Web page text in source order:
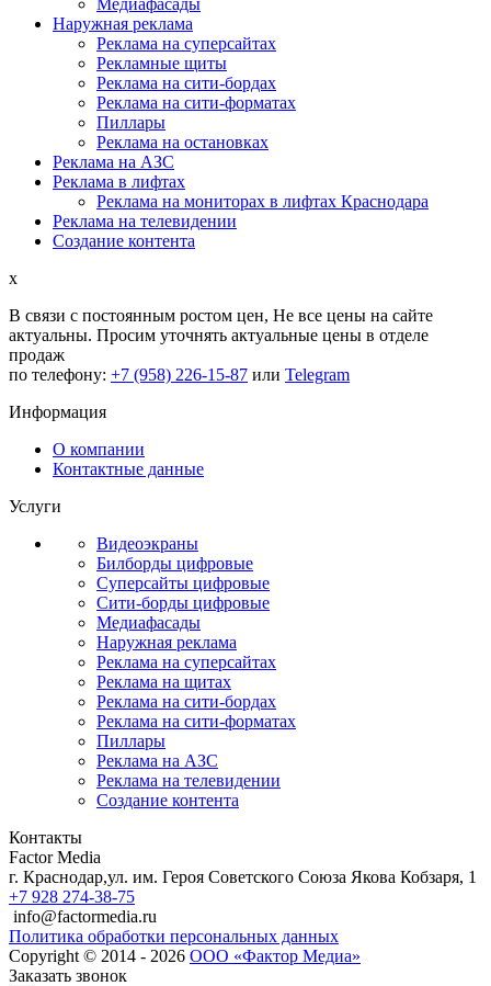
Наружная реклама
Реклама на суперсайтах
Рекламные щиты
Реклама на сити-бордах
Реклама на сити-форматах
Пиллары
Реклама на остановках
Реклама на АЗС
Реклама в лифтах
Реклама на мониторах в лифтах Краснодара
Реклама на телевидении
Создание контента
x
В связи с постоянным ростом цен, Не все цены на сайте
актуальны. Просим уточнять актуальные цены в отделе
продаж
по телефону: +7 (958) 226-15-87 или Telegram
Информация
О компании
Контактные данные
Услуги
Видеоэкраны
Билборды цифровые
Суперсайты цифровые
Сити-борды цифровые
Медиафасады
Наружная реклама
Реклама на суперсайтах
Реклама на щитах
Реклама на сити-бордах
Реклама на сити-форматах
Пиллары
Реклама на АЗС
Реклама на телевидении
Создание контента
Контакты
Factor Media
г. Краснодар,ул. им. Героя Советского Союза Якова Кобзаря, 1
+7 928 274-38-75
info@factormedia.ru
Политика обработки персональных данных
Copyright © 2014 - 2026 ООО «Фактор Медиа»
Заказать звонок